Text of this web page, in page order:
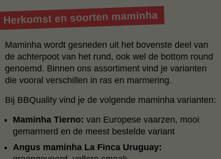
Herkomst en soorten maminha
Maminha wordt gesneden uit het bovenste deel van
de achterpoot van het rund, ook wel de bottom round
genoemd. Binnen ons assortiment vind je varianten
die vooral verschillen in ras en marmering.
Bij BBQuality vind je de volgende maminha varianten:
Maminha Tierno: van Europese vaarzen, mooi
gemarmerd en de meest bestelde variant
Angus maminha La Finca Uruguay: